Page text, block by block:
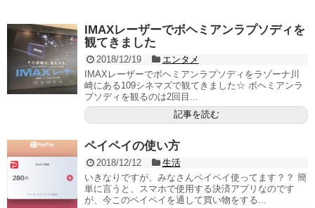
IMAXレーザーでボヘミアンラプソディを
観てきました
2018/12/19
エンタメ
IMAXレーザーでボヘミアンラプソディをラゾーナ川
崎にある109シネマズで観てきました☆ ボヘミアンラ
プソディを観るのは2回目...
記事を読む
ペイペイの使い方
2018/12/12
生活
いきなりですが、みなさんペイペイ使ってます？？ 簡
単に言うと、スマホで使用する決済アプリなのです
が、今このペイペイを通して買い物をする...